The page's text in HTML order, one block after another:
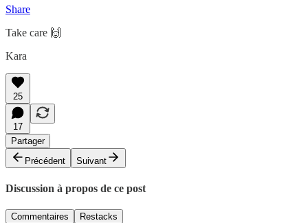
Share
Take care 🙌
Kara
25
17
Partager
Précédent
Suivant
Discussion à propos de ce post
Commentaires Restacks